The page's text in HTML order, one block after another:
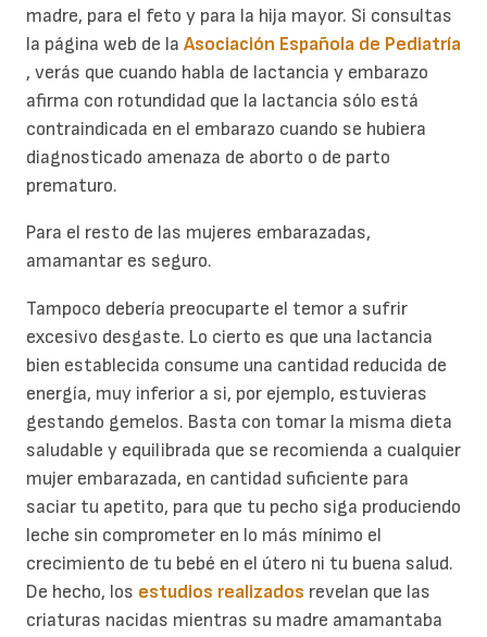
madre, para el feto y para la hija mayor. Si consultas
la página web de la Asociación Española de Pediatría
, verás que cuando habla de lactancia y embarazo
afirma con rotundidad que la lactancia sólo está
contraindicada en el embarazo cuando se hubiera
diagnosticado amenaza de aborto o de parto
prematuro.
Para el resto de las mujeres embarazadas,
amamantar es seguro.
Tampoco debería preocuparte el temor a sufrir
excesivo desgaste. Lo cierto es que una lactancia
bien establecida consume una cantidad reducida de
energía, muy inferior a si, por ejemplo, estuvieras
gestando gemelos. Basta con tomar la misma dieta
saludable y equilibrada que se recomienda a cualquier
mujer embarazada, en cantidad suficiente para
saciar tu apetito, para que tu pecho siga produciendo
leche sin comprometer en lo más mínimo el
crecimiento de tu bebé en el útero ni tu buena salud.
De hecho, los estudios realizados revelan que las
criaturas nacidas mientras su madre amamantaba